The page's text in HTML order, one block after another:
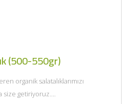
(500-550gr)
organik salatalıklarımızı
getiriyoruz....